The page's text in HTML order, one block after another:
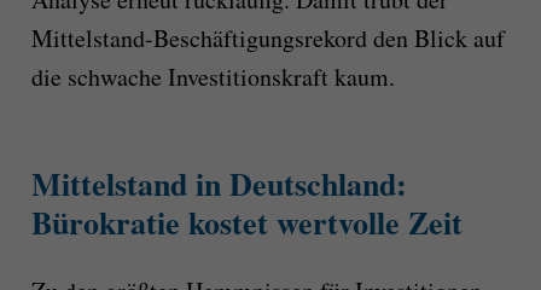
Mittelstand-Beschäftigungsrekord den Blick auf
die schwache Investitionskraft kaum.
Mittelstand in Deutschland:
Bürokratie kostet wertvolle Zeit